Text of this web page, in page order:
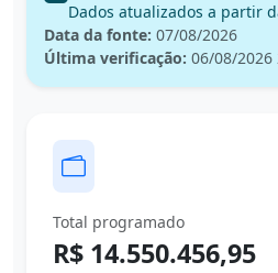
Dados atualizados a partir
Data da fonte: 07/08/2026
Última verificação: 06/08/2026
Total programado
R$ 14.550.456,95